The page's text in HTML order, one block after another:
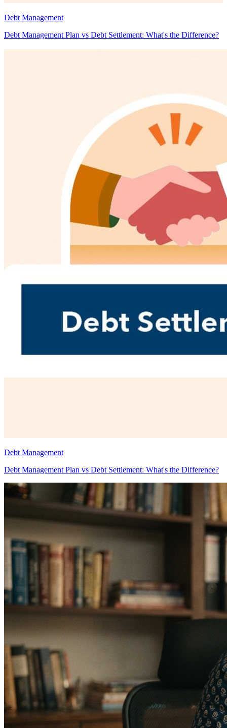
Debt Management
Debt Management Plan vs Debt Settlement: What's the Difference?
Debt Management
Debt Management Plan vs Debt Settlement: What's the Difference?